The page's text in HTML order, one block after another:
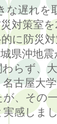
な遅れを
対策室
に防災
県沖地
らず、
古屋大
、その
感しま